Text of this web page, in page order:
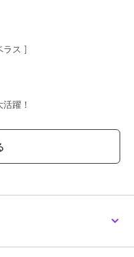
ラス ]
躍！
ステル65%、綿35%
スポーツミックスアクセ
レートなシルエットで今
ツに